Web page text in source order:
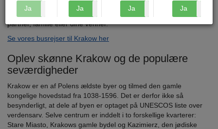
eller ferieuge ud med. Byen byder på oplevelser for alle aldre, så
partner, familie eller dine venner.
Se vores busrejser til Krakow her
Oplev skønne Krakow og de populære
seværdigheder
Krakow er en af Polens ældste byer og tilmed den gamle
kongelige hovedstad fra 1038-1596. Det er derfor ikke så
besynderligt, at dele af byen er optaget på UNESCOS liste over
verdensarv. Selve centrum er inddelt i to forskellige kvarterer:
Stare Miasto, Krakows gamle bydel og Kazimierz, den jødiske
Ja
Ja
Ja
Ja